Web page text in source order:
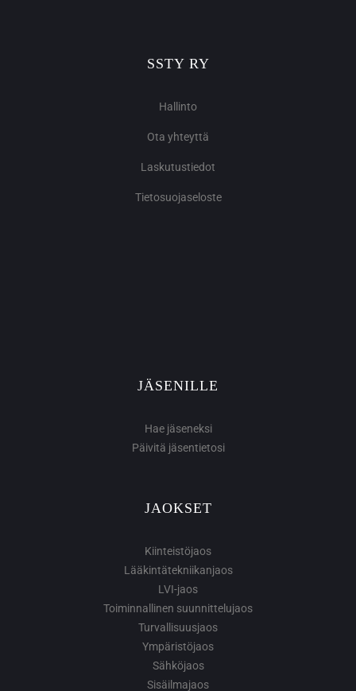
SSTY RY
Hallinto
Ota yhteyttä
Laskutustiedot
Tietosuojaseloste
JÄSENILLE
Hae jäseneksi
Päivitä jäsentietosi
JAOKSET
Kiinteistöjaos
Lääkintätekniikanjaos
LVI-jaos
Toiminnallinen suunnittelujaos
Turvallisuusjaos
Ympäristöjaos
Sähköjaos
Sisäilmajaos